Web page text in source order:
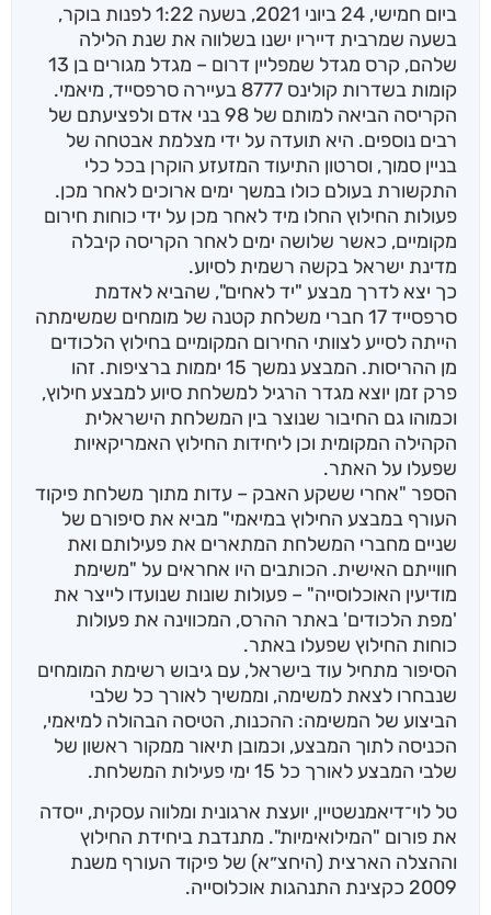
ביום חמישי, 24 ביוני 2021, בשעה 1:22 לפנות בוקר,
בשעה שמרבית דייריו ישנו בשלווה את שנת הלילה
שלהם, קרס מגדל שמפליין דרום – מגדל מגורים בן 13
קומות בשדרות קולינס 8777 בעיירה סרפסייד, מיאמי.
הקריסה הביאה למותם של 98 בני אדם ולפציעתם של
רבים נוספים. היא תועדה על ידי מצלמת אבטחה של
בניין סמוך, וסרטון התיעוד המזעזע הוקרן בכל כלי
התקשורת בעולם כולו במשך ימים ארוכים לאחר מכן.
פעולות החילוץ החלו מיד לאחר מכן על ידי כוחות חירום
מקומיים, כאשר שלושה ימים לאחר הקריסה קיבלה
מדינת ישראל בקשה רשמית לסיוע.
כך יצא לדרך מבצע "יד לאחים", שהביא לאדמת
סרפסייד 17 חברי משלחת קטנה של מומחים שמשימתה
הייתה לסייע לצוותי החירום המקומיים בחילוץ הלכודים
מן ההריסות. המבצע נמשך 15 יממות ברציפות. זהו
פרק זמן יוצא מגדר הרגיל למשלחת סיוע למבצע חילוץ,
וכמוהו גם החיבור שנוצר בין המשלחת הישראלית
הקהילה המקומית וכן ליחידות החילוץ האמריקאיות
שפעלו על האתר.
הספר "אחרי ששקע האבק – עדות מתוך משלחת פיקוד
העורף במבצע החילוץ במיאמי" מביא את סיפורם של
שניים מחברי המשלחת המתארים את פעילותם ואת
חווייתם האישית. הכותבים היו אחראים על "משימת
מודיעין האוכלוסייה" – פעולות שונות שנועדו לייצר את
'מפת הלכודים' באתר ההרס, המכווינה את פעולות
כוחות החילוץ שפעלו באתר.
הסיפור מתחיל עוד בישראל, עם גיבוש רשימת המומחים
שנבחרו לצאת למשימה, וממשיך לאורך כל שלבי
הביצוע של המשימה: ההכנות, הטיסה הבהולה למיאמי,
הכניסה לתוך המבצע, וכמובן תיאור ממקור ראשון של
שלבי המבצע לאורך כל 15 ימי פעילות המשלחת.
טל לוי־דיאמנשטיין, יועצת ארגונית ומלווה עסקית, ייסדה
את פורום "המילואימיות". מתנדבת ביחידת החילוץ
וההצלה הארצית (היחצ״א) של פיקוד העורף משנת
2009 כקצינת התנהגות אוכלוסייה.